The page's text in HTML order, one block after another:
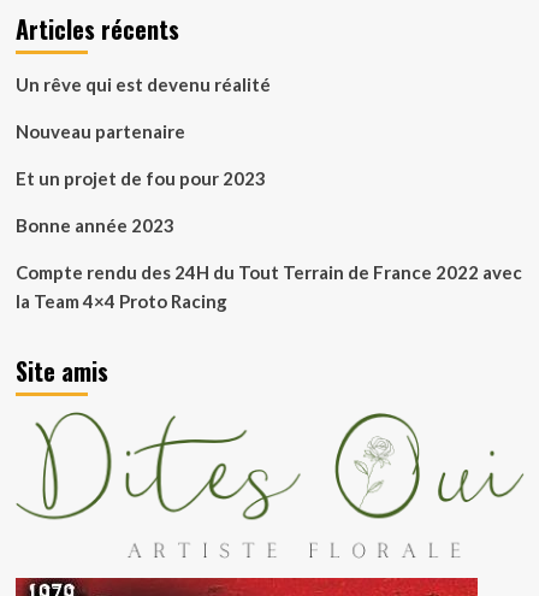
fou
2023
publications
Articles récents
Un rêve qui est devenu réalité
Nouveau partenaire
Et un projet de fou pour 2023
Bonne année 2023
Compte rendu des 24H du Tout Terrain de France 2022 avec
la Team 4×4 Proto Racing
Site amis